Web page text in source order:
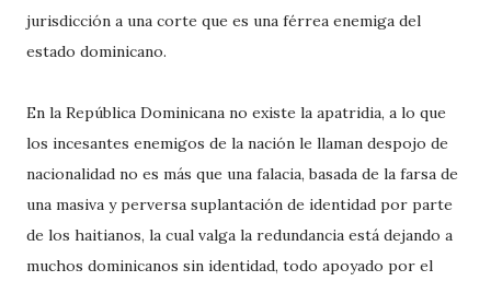
jurisdicción a una corte que es una férrea enemiga del
estado dominicano.
En la República Dominicana no existe la apatridia, a lo que
los incesantes enemigos de la nación le llaman despojo de
nacionalidad no es más que una falacia, basada de la farsa de
una masiva y perversa suplantación de identidad por parte
de los haitianos, la cual valga la redundancia está dejando a
muchos dominicanos sin identidad, todo apoyado por el